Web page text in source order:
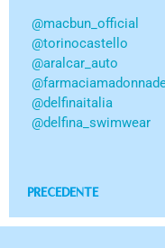
@macbun_official
@torinocastello
@aralcar_auto
@delfinaitalia
@delfina_swimwear
PRECEDENTE